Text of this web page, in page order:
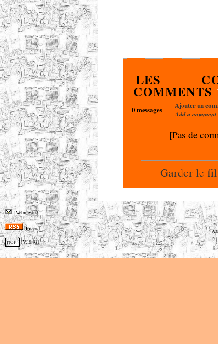
LES
COMMENTS
0 messages Ajouter un
Add a comment
[Pas de
Garder le
[Webmestre]
[Fil rss]
HOP ! [V. 0.93]